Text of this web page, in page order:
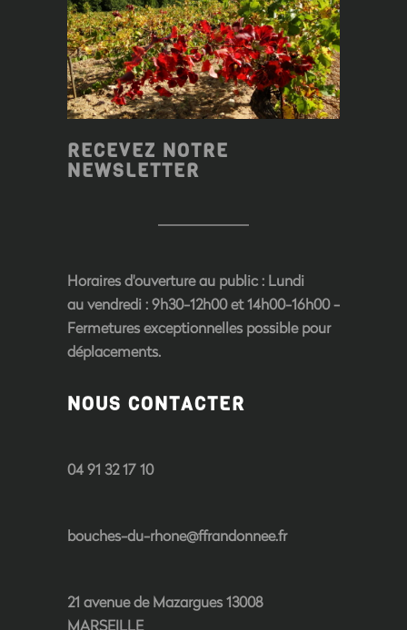
RECEVEZ NOTRE
NEWSLETTER
Horaires d'ouverture au public: Lundi
au vendredi : 9h30-12h00 et 14h00-16h00 -
Fermetures exceptionnelles possible pour
déplacements.
NOUS CONTACTER
04 91 32 17 10
bouches-du-rhone@ffrandonnee.fr
21 avenue de Mazargues 13008
MARSEILLE